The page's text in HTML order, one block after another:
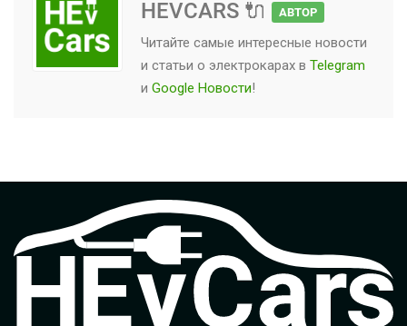
HEVCARS 🔌 АВТОР
Читайте самые интересные новости
и статьи о электрокарах в Telegram
и Google Новости!